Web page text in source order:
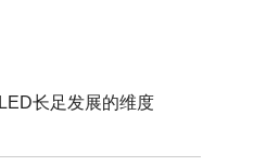
长足发展的维度